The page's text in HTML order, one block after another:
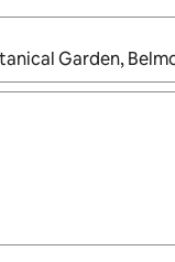
beschikbaar zijn,